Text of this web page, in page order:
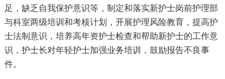
足，缺乏自我保护意识等，制定和落实新护士岗前护理部
与科室两级培训和考核计划，开展护理风险教育，提高护
士法制意识，培养高年资护士检查和帮助新护士的工作意
识，护士长对年轻护士加强业务培训，鼓励报告不良事
件。